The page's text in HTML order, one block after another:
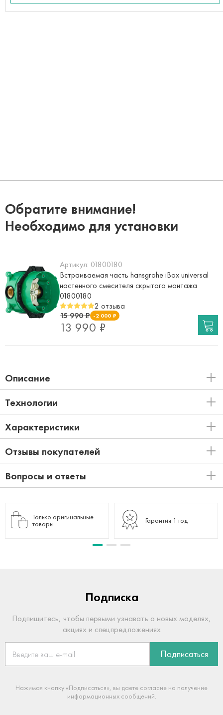
Обратите внимание!
Необходимо для установки
Артикул: 01800180
2 отзыва
Встраиваемая часть hansgrohe iBox universal
настенного смесителя скрытого монтажа
01800180
15 990 ₽ -2 000 ₽
13 990 ₽
Описание
Технологии
Характеристики
Отзывы покупателей
Вопросы и ответы
Только оригинальные
товары
Гарантия 1 год
Подписка
Подпишитесь, чтобы первыми узнавать о новых моделях,
акциях и спецпредложениях
Подписаться
Нажимая кнопку «Подписаться», вы даете согласие на получение
информационных сообщений.